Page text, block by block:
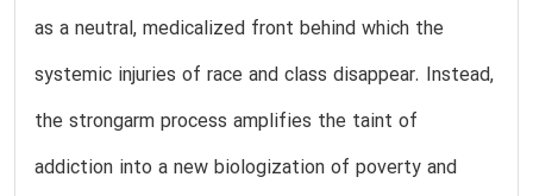
as a neutral, medicalized front behind which the
systemic injuries of race and class disappear. Instead,
the strongarm process amplifies the taint of
addiction into a new biologization of poverty and